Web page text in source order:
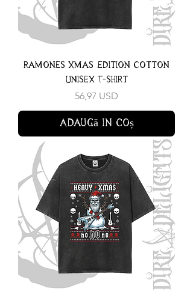
Ramones Xmas Edition Cotton
Unisex T-shirt
Preț
56,97 USD
Adaugă în coș